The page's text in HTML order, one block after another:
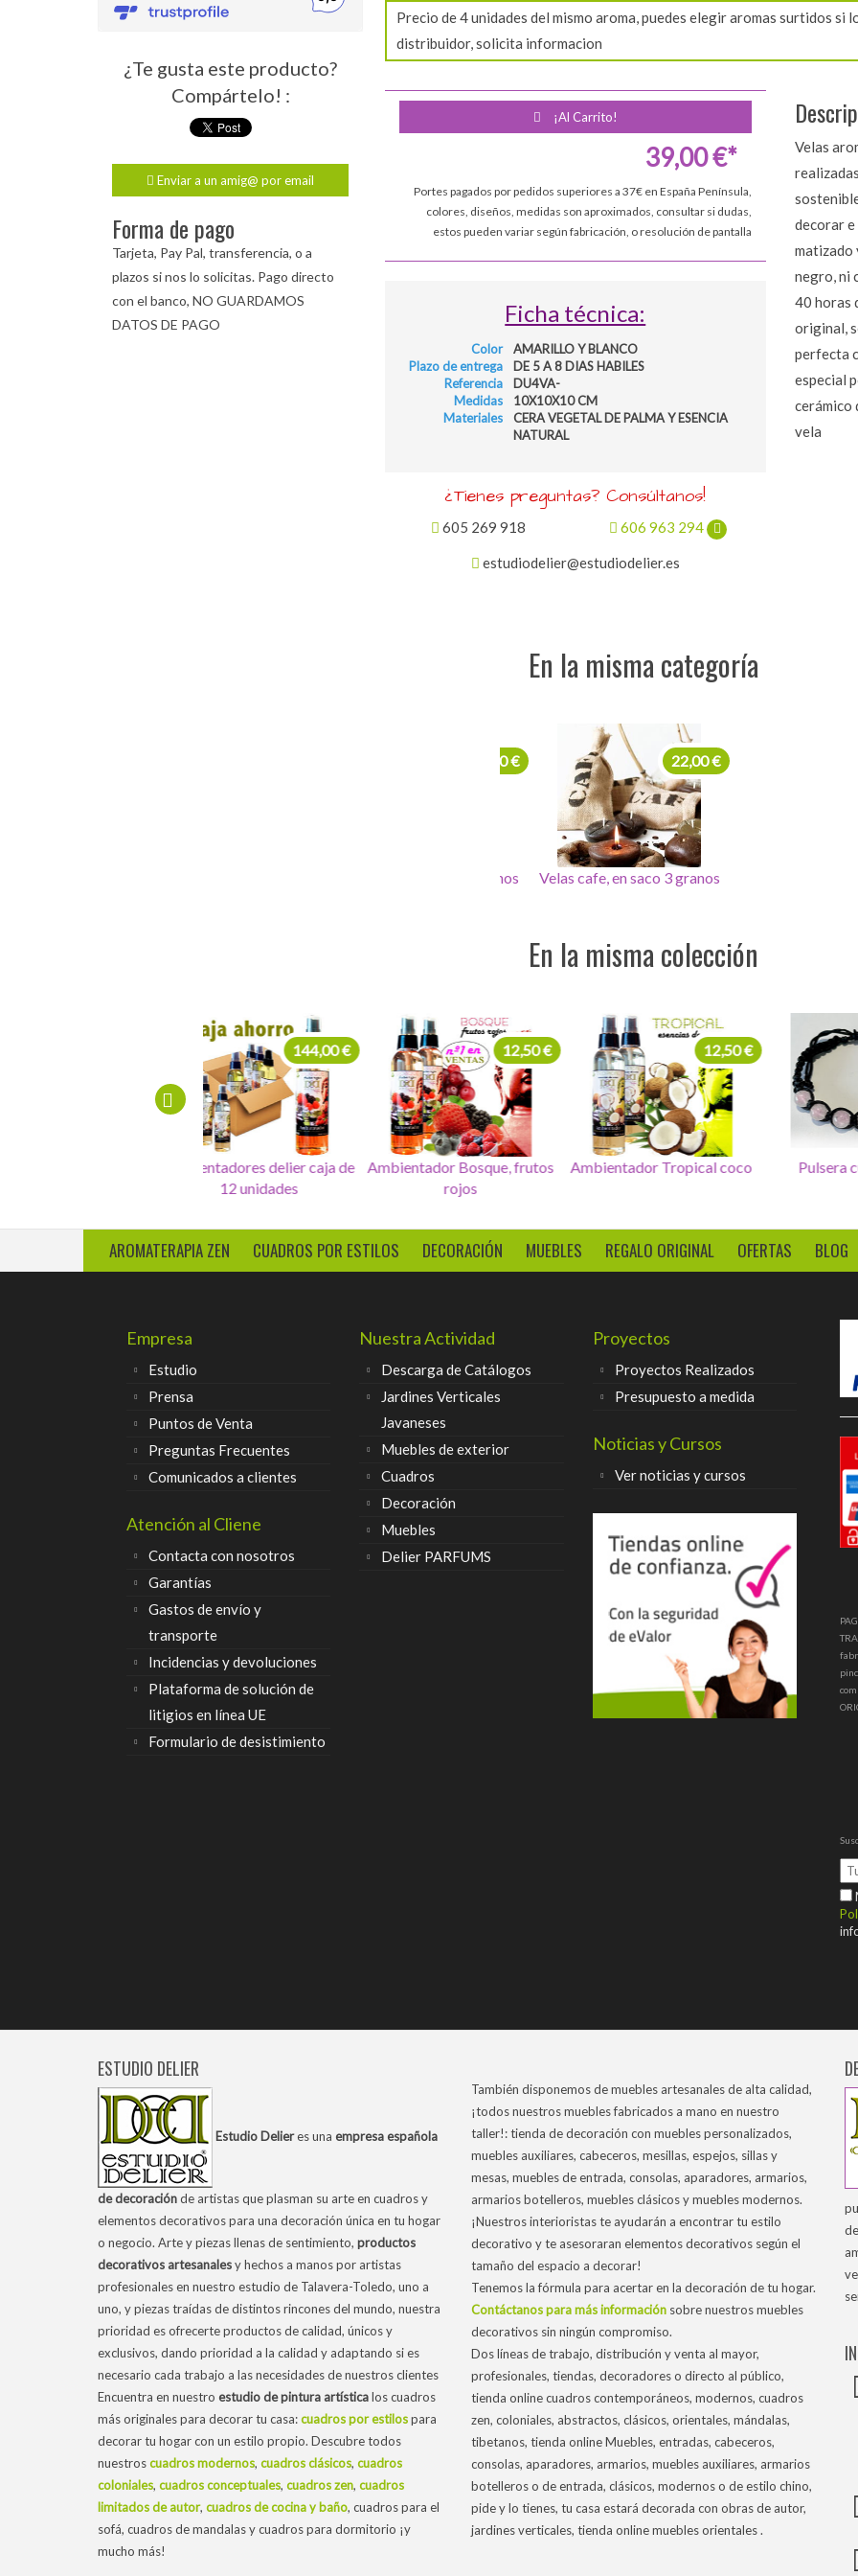
Precio de 4 unidades del mismo aroma, puedes elegir aromas surtidos si
distribuidor, solicita informacion
¡Al Carrito!
39,00 €*
Portes pagados por pedidos superiores a 37€ en España Península,
colores, diseños, medidas son aproximados, consultar si dudas,
estos pueden variar según fabricación, o resolución de pantalla
Ficha técnica:
Color
AMARILLO Y BLANCO
Plazo de entrega
DE 5 A 8 DIAS HABILES
Referencia
DU4VA-
Medidas
10X10X10 CM
Materiales
CERA VEGETAL DE PALMA Y ESENCIA
NATURAL
¿Tienes preguntas? Consúltanos!
605 269 918 606 963 294
estudiodelier@estudiodelier.es
Velas
decorar e
matizado
negro, ni
40 horas
original,
perfecta
especial
cerámico
vela
¿Te gusta este producto?
Compártelo! :
Enviar a un amig@ por email
Forma de pago
Tarjeta, Pay Pal, transferencia, o a
plazos si nos lo solicitas. Pago directo
con el banco, NO GUARDAMOS
DATOS DE PAGO
En la misma categoría
Velas cafe, en saco 3 granos
22,00 €
Velas cafe, en saco 3
En la misma colección
Ambientadores delier caja de
12 unidades
144,00 €
Ambientador Bosque, frutos
12,50 €
Ambientador Tropical coco
12,50 €
AROMATERAPIA ZEN CUADROS POR ESTILOS DECORACIÓN MUEBLES REGALO ORIGINAL OFERTAS BLOG
Empresa
Estudio
Prensa
Puntos de Venta
Preguntas Frecuentes
Comunicados a clientes
Atención al Cliene
Contacta con nosotros
Garantías
Gastos de envío y
transporte
Incidencias y devoluciones
Plataforma de solución de
litigios en línea UE
Formulario de desistimiento
Nuestra Actividad
Descarga de Catálogos
Jardines Verticales
Javaneses
Muebles de exterior
Cuadros
Decoración
Muebles
Delier PARFUMS
Proyectos
Proyectos Realizados
Presupuesto a medida
Noticias y Cursos
Ver noticias y cursos
ESTUDIO DELIER
Estudio Delieres una empresa española
de decoraciónde artistas que plasman su arte en cuadros y
elementos decorativos para una decoración única en tu hogar
o negocio. Arte y piezas llenas de sentimiento, productos
decorativos artesanalesy hechos a manos por artistas
profesionales en nuestro estudio de Talavera-Toledo, uno a
uno, y piezas traídas de distintos rincones del mundo, nuestra
prioridad es ofrecerte productos de calidad, únicos y
exclusivos, dando prioridad a la calidad y adaptando si es
necesario cada trabajo a las necesidades de nuestros clientes
Encuentra en nuestro estudio de pintura artísticalos cuadros
más originales para decorar tu casa:cuadros por estilospara
decorar tu hogar con un estilo propio. Descubre todos
nuestroscuadros modernos, cuadros clásicos, cuadros
coloniales, cuadros conceptuales, cuadros zen, cuadros
limitados de autor, cuadros de cocina y baño, cuadros para el
sofá, cuadros de mandalas y cuadros para dormitorio ¡y
mucho más!
También disponemos de muebles artesanales de alta calidad,
¡todos nuestros muebles fabricados a mano en nuestro
taller!: tienda de decoración con muebles personalizados,
muebles auxiliares, cabeceros, mesillas, espejos, sillas y
mesas, muebles de entrada, consolas, aparadores, armarios,
armarios botelleros, muebles clásicos y muebles modernos.
¡Nuestros interioristas te ayudarán a encontrar tu estilo
decorativo y te asesoraran elementos decorativos según el
tamaño del espacio a decorar!
Tenemos la fórmula para acertar en la decoración de tu hogar.
Contáctanos para más información sobre nuestros muebles
decorativos sin ningún compromiso.
Dos líneas de trabajo, distribución y venta al mayor,
profesionales, tiendas, decoradores o directo al público,
tienda online cuadros contemporáneos, modernos, cuadros
zen, coloniales, abstractos, clásicos, orientales, mándalas,
tibetanos, tienda online Muebles, entradas, cabeceros,
consolas, aparadores, armarios, muebles auxiliares, armarios
botelleros o de entrada, clásicos, modernos o de estilo chino,
pide y lo tienes, tu casa estará decorada con obras de autor,
jardines verticales, tienda online muebles orientales .